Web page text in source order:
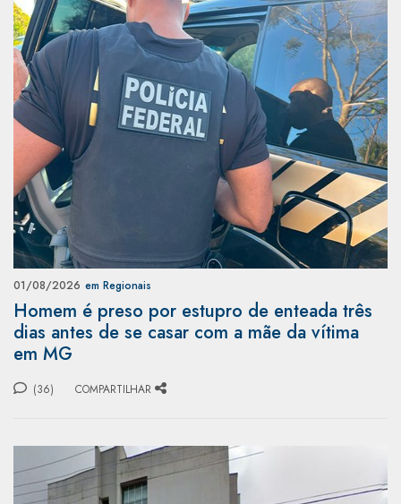
01/08/2026 em Regionais
Homem é preso por estupro de enteada três
dias antes de se casar com a mãe da vítima
em MG
(36) COMPARTILHAR